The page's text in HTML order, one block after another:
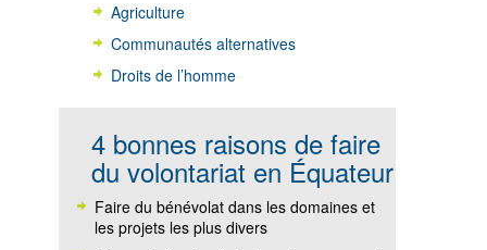
Agriculture
Communautés alternatives
Droits de l’homme
4 bonnes raisons de faire
du volontariat en Équateur
Faire du bénévolat dans les domaines et
les projets les plus divers